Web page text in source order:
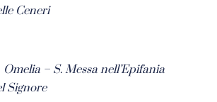
Ceneri
Omelia – S. Messa nell’Epifania
Signore